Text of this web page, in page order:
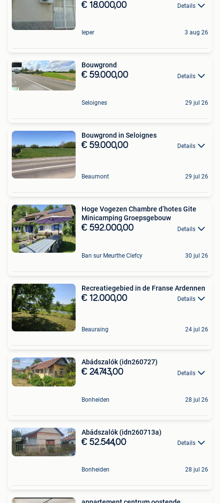
€ 18.000,00 Details
Ieper 3 aug 26
Bouwgrond
€ 59.000,00 Details
Seloignes 29 jul 26
Bouwgrond in Seloignes
€ 59.000,00 Details
Beaumont 29 jul 26
Hoge Vogezen Chambre d’hotes Gite
Minicamping Groepsgebouw
€ 592.000,00 Details
Ban sur Meurthe Clefcy 30 jul 26
Recreatiegebied in de Franse Ardennen
€ 12.000,00 Details
Beauraing 24 jul 26
Abádszalók (idn260727)
€ 24.743,00 Details
Bonheiden 28 jul 26
Abádszalók (idn260713a)
€ 52.544,00 Details
Bonheiden 28 jul 26